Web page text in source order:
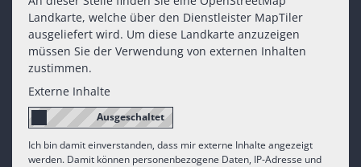
Landkarte, welche über den Dienstleister MapTiler
ausgeliefert wird. Um diese Landkarte anzuzeigen
müssen Sie der Verwendung von externen Inhalten
zustimmen.
Externe Inhalte
Ich bin damit einverstanden, dass mir externe Inhalte angezeigt
werden. Damit können personenbezogene Daten, IP-Adresse und